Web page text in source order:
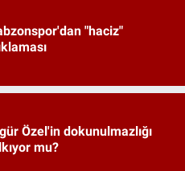
"haciz"
Özel'in dokunulmazlığı
mu?